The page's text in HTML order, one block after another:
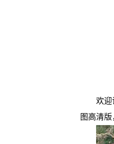
欢迎
图高清版